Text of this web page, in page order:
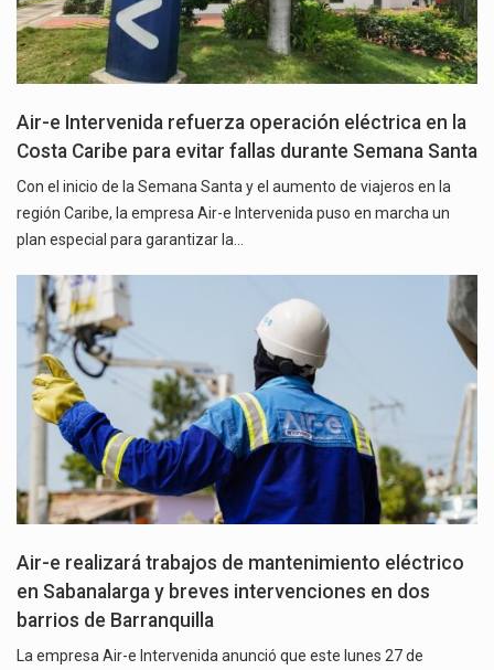
Air-e Intervenida refuerza operación eléctrica en la
Costa Caribe para evitar fallas durante Semana Santa
Con el inicio de la Semana Santa y el aumento de viajeros en la
región Caribe, la empresa Air-e Intervenida puso en marcha un
plan especial para garantizar la…
Air-e realizará trabajos de mantenimiento eléctrico
en Sabanalarga y breves intervenciones en dos
barrios de Barranquilla
La empresa Air-e Intervenida anunció que este lunes 27 de